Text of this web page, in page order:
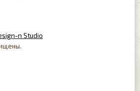
n Studio